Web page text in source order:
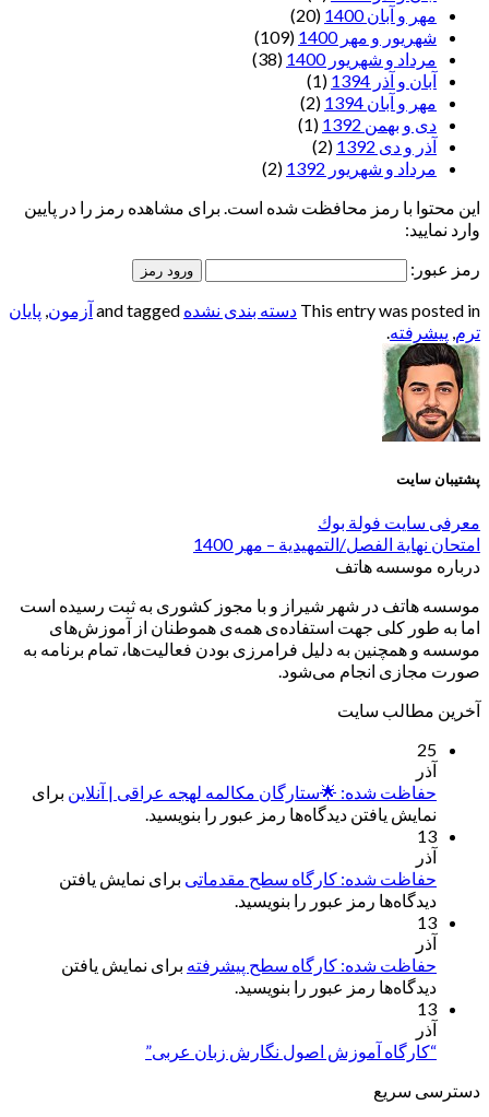
مهر و آبان 1400
(20)
شهریور و مهر 1400
(109)
مرداد و شهریور 1400
(38)
آبان و آذر 1394
(1)
مهر و آبان 1394
(2)
دی و بهمن 1392
(1)
آذر و دی 1392
(2)
مرداد و شهریور 1392
(2)
این محتوا با رمز محافظت شده است. برای مشاهده رمز را در پایین
وارد نمایید:
رمز عبور:
This entry was posted in دسته بندی نشده آزمون, پایان
ترم, پیشرفته.
پشتیبان سایت
معرفی سایت فولة بوك
امتحان نهاية الفصل/التمهيدية – مهر 1400
درباره موسسه هاتف
موسسه هاتف در شهر شیراز و با مجوز کشوری به ثبت رسیده است
اما به طور کلی جهت استفاده‌ی همه‌ی هموطنان از آموزش‌های
موسسه و همچنین به دلیل فرامرزی بودن فعالیت‌ها، تمام برنامه به
صورت مجازی انجام می‌شود.
آخرین مطالب سایت
25
آذر
حفاظت شده: 🌟ستارگان مکالمه لهجه عراقی | آنلاین برای
نمایش یافتن دیدگاه‌ها رمز عبور را بنویسید.
13
آذر
حفاظت شده: کارگاه سطح مقدماتی برای نمایش یافتن
دیدگاه‌ها رمز عبور را بنویسید.
13
آذر
حفاظت شده: کارگاه سطح پیشرفته برای نمایش یافتن
دیدگاه‌ها رمز عبور را بنویسید.
13
آذر
“کارگاه آموزش اصول نگارش زبان عربی”
دسترسی سریع